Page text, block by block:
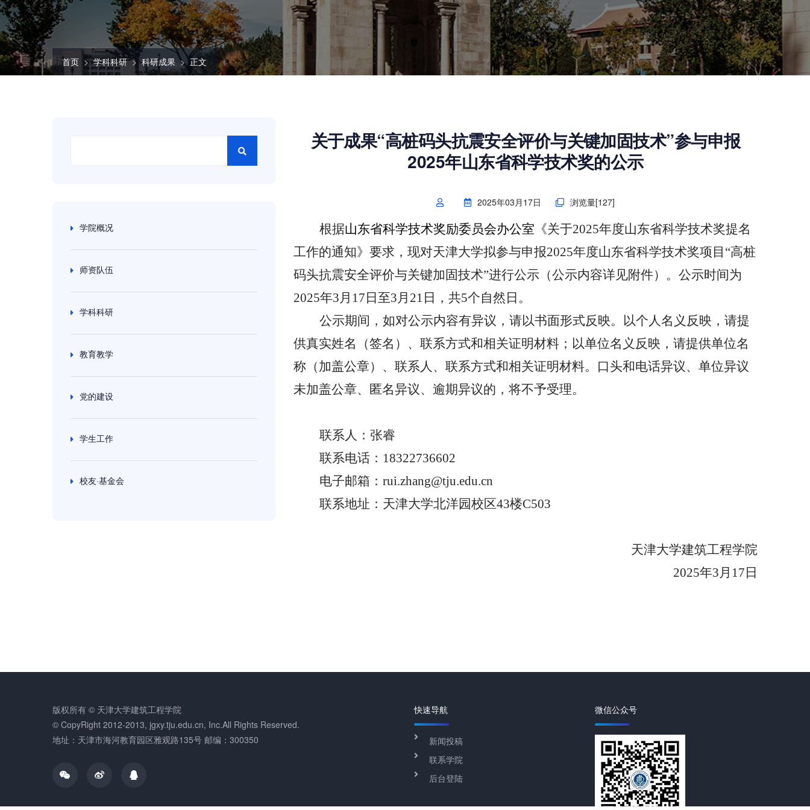
首页 学科科研 科研成果 正文
学院概况
师资队伍
学科科研
教育教学
党的建设
学生工作
校友·基金会
关于成果“高桩码头抗震安全评价与关键加固技术”参与申报
2025年山东省科学技术奖的公示
2025年03月17日 浏览量[127]
根据山东省科学技术奖励委员会办公室 《关于2025年度山东省科学技术奖提名
工作的通知》要求，现对天津大学拟参与申报2025年度山东省科学技术奖项目“高桩
码头抗震安全评价与关键加固技术”进行公示（公示内容详见附件）。公示时间为
2025年3月17日至3月21日，共5个自然日。
公示期间，如对公示内容有异议，请以书面形式反映。以个人名义反映，请提
供真实姓名（签名）、联系方式和相关证明材料；以单位名义反映，请提供单位名
称（加盖公章）、联系人、联系方式和相关证明材料。口头和电话异议、单位异议
未加盖公章、匿名异议、逾期异议的，将不予受理。
联系人：张睿
联系电话： 18322736602
电子邮箱： rui.zhang@tju.edu.cn
联系地址：天津大学北洋园校区43楼C503
天津大学建筑工程学院
2025年3月 17 日
版权所有 © 天津大学建筑工程学院
© CopyRight 2012-2013, jgxy.tju.edu.cn, Inc.All Rights Reserved.
地址：天津市海河教育园区雅观路135号 邮编：300350
快速导航
新闻投稿
联系学院
后台登陆
微信公众号